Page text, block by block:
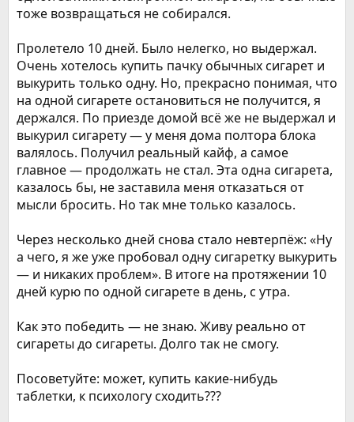
тоже возвращаться не собирался.
Пролетело 10 дней. Было нелегко, но выдержал.
Очень хотелось купить пачку обычных сигарет и
выкурить только одну. Но, прекрасно понимая, что
на одной сигарете остановиться не получится, я
держался. По приезде домой всё же не выдержал и
выкурил сигарету — у меня дома полтора блока
валялось. Получил реальный кайф, а самое
главное — продолжать не стал. Эта одна сигарета,
казалось бы, не заставила меня отказаться от
мысли бросить. Но так мне только казалось.
Через несколько дней снова стало невтерпёж: «Ну
а чего, я же уже пробовал одну сигаретку выкурить
— и никаких проблем». В итоге на протяжении 10
дней курю по одной сигарете в день, с утра.
Как это победить — не знаю. Живу реально от
сигареты до сигареты. Долго так не смогу.
Посоветуйте: может, купить какие-нибудь
таблетки, к психологу сходить???